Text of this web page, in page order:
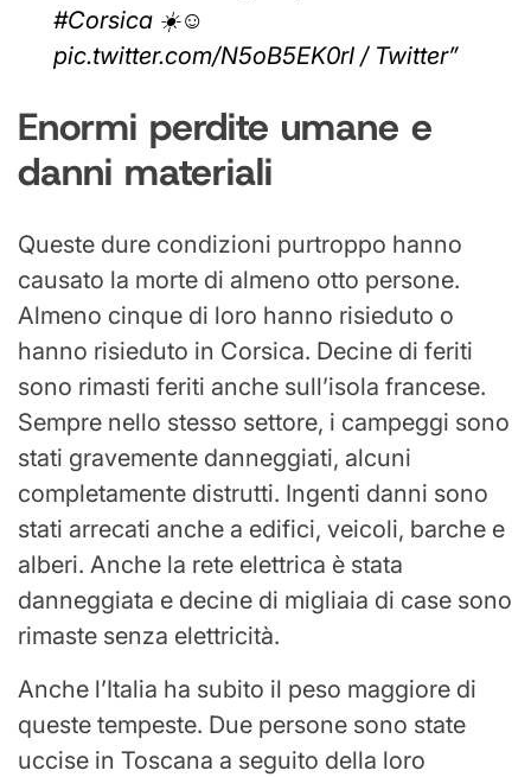
#Corsica ☀️☺️
pic.twitter.com/N5oB5EK0rI / Twitter”
Enormi perdite umane e
danni materiali
Queste dure condizioni purtroppo hanno
causato la morte di almeno otto persone.
Almeno cinque di loro hanno risieduto o
hanno risieduto in Corsica. Decine di feriti
sono rimasti feriti anche sull’isola francese.
Sempre nello stesso settore, i campeggi sono
stati gravemente danneggiati, alcuni
completamente distrutti. Ingenti danni sono
stati arrecati anche a edifici, veicoli, barche e
alberi. Anche la rete elettrica è stata
danneggiata e decine di migliaia di case sono
rimaste senza elettricità.
Anche l’Italia ha subito il peso maggiore di
queste tempeste. Due persone sono state
uccise in Toscana a seguito della loro